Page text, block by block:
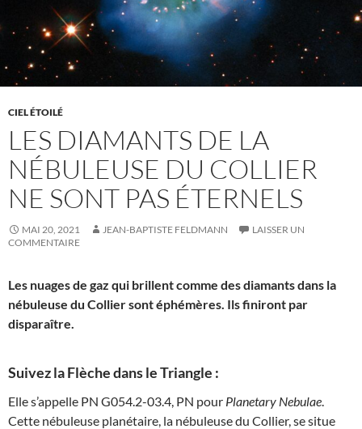
CIEL ÉTOILÉ
LES DIAMANTS DE LA
NÉBULEUSE DU COLLIER
NE SONT PAS ÉTERNELS
MAI 20, 2021 JEAN-BAPTISTE FELDMANN
LAISSER UN
COMMENTAIRE
Les nuages de gaz qui brillent comme des diamants dans la
nébuleuse du Collier sont éphémères. Ils finiront par
disparaître.
Suivez la Flèche dans le Triangle :
Elle s’appelle PN G054.2-03.4, PN pour Planetary Nebulae
Cette nébuleuse planétaire, la nébuleuse du Collier, se situe